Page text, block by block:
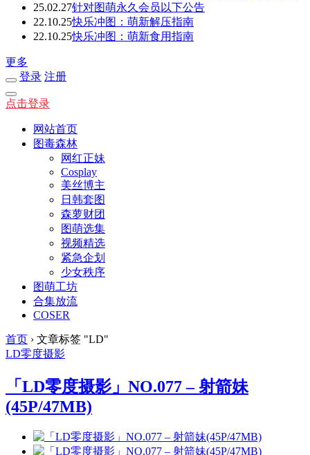
25.02.27针对图萌永久会员以下公告
22.10.25快乐冲图：萌新解压指南
22.10.25快乐冲图：萌新食用指南
更多
登录 注册
点击登录
网站首页
图毒森林
网红正妹
Cosplay
美丝博主
日韩套图
森萝财团
图萌选集
视频精选
紧急企划
少女秩序
图萌工坊
合集放流
COSER
首页 › 文章标签 "LD"
LD零度摄影
「LD零度摄影」NO.077 – 射箭妹
(45P/47MB)